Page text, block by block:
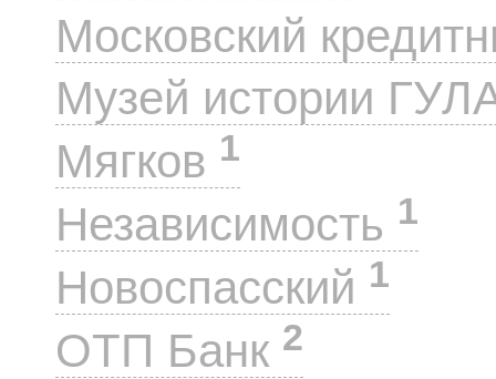
Московский
Музей истории
Мягков 1
Независимость 1
Новоспасский 1
ОТП Банк 2